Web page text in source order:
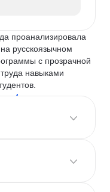
проанализировала
русскоязычном
с прозрачной
навыками
4 критериям